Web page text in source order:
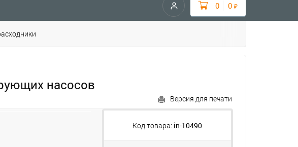
0 0 ₽
насосов
Версия для печати
Код товара: in-10490